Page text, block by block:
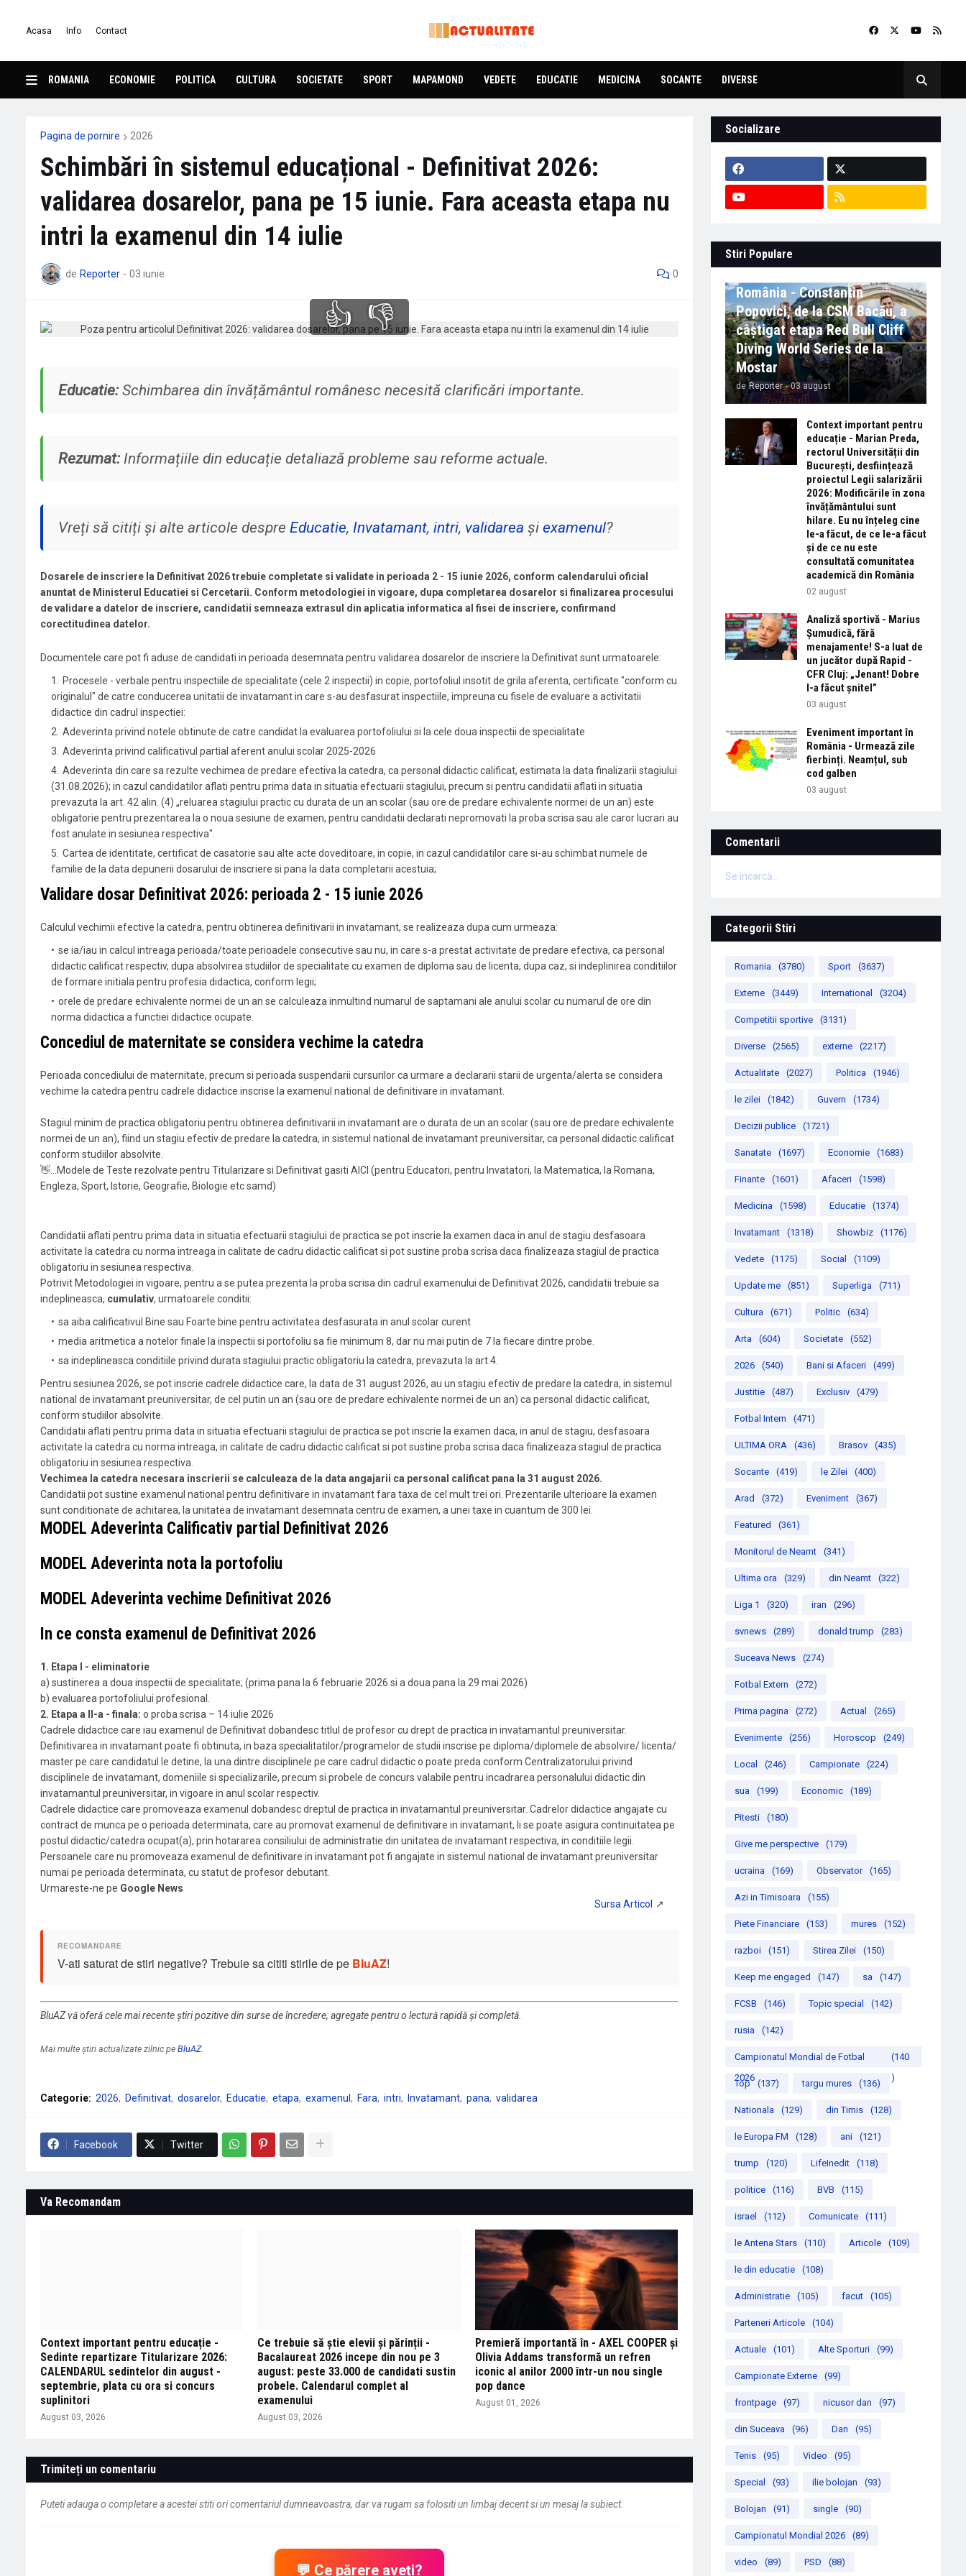
Acasa Info Contact
ROMANIA ECONOMIE POLITICA CULTURA SOCIETATE SPORT MAPAMOND VEDETE EDUCATIE MEDICINA SOCANTE DIVERSE
Pagina de pornire 2026
Schimbări în sistemul educațional - Definitivat 2026:
validarea dosarelor, pana pe 15 iunie. Fara aceasta etapa nu
intri la examenul din 14 iulie
de Reporter - 03 iunie 0
👍 👎
Educatie:Schimbarea din învățământul românesc necesită clarificări importante.
Rezumat:Informațiile din educație detaliază probleme sau reforme actuale.
Vreți să citiți și alte articole despre Educatie, Invatamant, intri, validarea și examenul?
Dosarele de inscriere la Definitivat 2026 trebuie completate si validate in perioada 2 - 15 iunie 2026, conform calendarului oficial
anuntat de Ministerul Educatiei si Cercetarii. Conform metodologiei in vigoare, dupa completarea dosarelor si finalizarea procesului
de validare a datelor de inscriere, candidatii semneaza extrasul din aplicatia informatica al fisei de inscriere, confirmand
corectitudinea datelor.
Documentele care pot fi aduse de candidati in perioada desemnata pentru validarea dosarelor de inscriere la Definitivat sunt urmatoarele:
Procesele - verbale pentru inspectiile de specialitate (cele 2 inspectii) in copie, portofoliul insotit de grila aferenta, certificate "conform cu
originalul" de catre conducerea unitatii de invatamant in care s-au desfasurat inspectiile, impreuna cu fisele de evaluare a activitatii
didactice din cadrul inspectiei:
Adeverinta privind notele obtinute de catre candidat la evaluarea portofoliului si la cele doua inspectii de specialitate
Adeverinta privind calificativul partial aferent anului scolar 2025-2026
Adeverinta din care sa rezulte vechimea de predare efectiva la catedra, ca personal didactic calificat, estimata la data finalizarii stagiului
(31.08.2026); in cazul candidatilor aflati pentru prima data in situatia efectuarii stagiului, precum si pentru candidatii aflati in situatia
prevazuta la art. 42 alin. (4) „reluarea stagiului practic cu durata de un an scolar (sau ore de predare echivalente normei de un an) este
obligatorie pentru prezentarea la o noua sesiune de examen, pentru candidatii declarati nepromovati la proba scrisa sau ale caror lucrari au
fost anulate in sesiunea respectiva".
Cartea de identitate, certificat de casatorie sau alte acte doveditoare, in copie, in cazul candidatilor care si-au schimbat numele de
familie de la data depunerii dosarului de inscriere si pana la data completarii acestuia;
Validare dosar Definitivat 2026: perioada 2 - 15 iunie 2026
Calculul vechimii efective la catedra, pentru obtinerea definitivarii in invatamant, se realizeaza dupa cum urmeaza:
se ia/iau in calcul intreaga perioada/toate perioadele consecutive sau nu, in care s-a prestat activitate de predare efectiva, ca personal
didactic calificat respectiv, dupa absolvirea studiilor de specialitate cu examen de diploma sau de licenta, dupa caz, si indeplinirea conditiilor
de formare initiala pentru profesia didactica, conform legii;
orele de predare echivalente normei de un an se calculeaza inmultind numarul de saptamani ale anului scolar cu numarul de ore din
norma didactica a functiei didactice ocupate.
Concediul de maternitate se considera vechime la catedra
Perioada concediului de maternitate, precum si perioada suspendarii cursurilor ca urmare a declararii starii de urgenta/alerta se considera
vechime la catedra pentru cadrele didactice inscrise la examenul national de definitivare in invatamant.
Stagiul minim de practica obligatoriu pentru obtinerea definitivarii in invatamant are o durata de un an scolar (sau ore de predare echivalente
normei de un an), fiind un stagiu efectiv de predare la catedra, in sistemul national de invatamant preuniversitar, ca personal didactic calificat
conform studiilor absolvite.
👋...Modele de Teste rezolvate pentru Titularizare si Definitivat gasiti AICI (pentru Educatori, pentru Invatatori, la Matematica, la Romana,
Engleza, Sport, Istorie, Geografie, Biologie etc samd)
Candidatii aflati pentru prima data in situatia efectuarii stagiului de practica se pot inscrie la examen daca in anul de stagiu desfasoara
activitate la catedra cu norma intreaga in calitate de cadru didactic calificat si pot sustine proba scrisa daca finalizeaza stagiul de practica
obligatoriu in sesiunea respectiva.
Potrivit Metodologiei in vigoare, pentru a se putea prezenta la proba scrisa din cadrul examenului de Definitivat 2026, candidatii trebuie sa
indeplineasca, cumulativ, urmatoarele conditii:
sa aiba calificativul Bine sau Foarte bine pentru activitatea desfasurata in anul scolar curent
media aritmetica a notelor finale la inspectii si portofoliu sa fie minimum 8, dar nu mai putin de 7 la fiecare dintre probe.
sa indeplineasca conditiile privind durata stagiului practic obligatoriu la catedra, prevazuta la art.4.
Pentru sesiunea 2026, se pot inscrie cadrele didactice care, la data de 31 august 2026, au un stagiu efectiv de predare la catedra, in sistemul
national de invatamant preuniversitar, de cel putin un an (sau ore de predare echivalente normei de un an) ca personal didactic calificat,
conform studiilor absolvite.
Candidatii aflati pentru prima data in situatia efectuarii stagiului de practica se pot inscrie la examen daca, in anul de stagiu, desfasoara
activitate la catedra cu norma intreaga, in calitate de cadru didactic calificat si pot sustine proba scrisa daca finalizeaza stagiul de practica
obligatoriu in sesiunea respectiva.
Vechimea la catedra necesara inscrierii se calculeaza de la data angajarii ca personal calificat pana la 31 august 2026.
Candidatii pot sustine examenul national pentru definitivare in invatamant fara taxa de cel mult trei ori. Prezentarile ulterioare la examen
sunt conditionate de achitarea, la unitatea de invatamant desemnata centru de examen, a unei taxe in cuantum de 300 lei.
MODEL Adeverinta Calificativ partial Definitivat 2026
MODEL Adeverinta nota la portofoliu
MODEL Adeverinta vechime Definitivat 2026
In ce consta examenul de Definitivat 2026
1. Etapa I - eliminatorie
a) sustinerea a doua inspectii de specialitate; (prima pana la 6 februarie 2026 si a doua pana la 29 mai 2026)
b) evaluarea portofoliului profesional.
2. Etapa a II-a - finala: o proba scrisa – 14 iulie 2026
Cadrele didactice care iau examenul de Definitivat dobandesc titlul de profesor cu drept de practica in invatamantul preuniversitar.
Definitivarea in invatamant poate fi obtinuta, in baza specialitatilor/programelor de studii inscrise pe diploma/diplomele de absolvire/ licenta/
master pe care candidatul le detine, la una dintre disciplinele pe care cadrul didactic o poate preda conform Centralizatorului privind
disciplinele de invatamant, domeniile si specializarile, precum si probele de concurs valabile pentru incadrarea personalului didactic din
invatamantul preuniversitar, in vigoare in anul scolar respectiv.
Cadrele didactice care promoveaza examenul dobandesc dreptul de practica in invatamantul preuniversitar. Cadrelor didactice angajate cu
contract de munca pe o perioada determinata, care au promovat examenul de definitivare in invatamant, li se poate asigura continuitatea pe
postul didactic/catedra ocupat(a), prin hotararea consiliului de administratie din unitatea de invatamant respectiva, in conditiile legii.
Persoanele care nu promoveaza examenul de definitivare in invatamant pot fi angajate in sistemul national de invatamant preuniversitar
numai pe perioada determinata, cu statut de profesor debutant.
Urmareste-ne pe Google News
V-ati saturat de stiri negative? Trebuie sa cititi stirile de pe BluAZ!
BluAZ vă oferă cele mai recente știri pozitive din surse de încredere, agregate pentru o lectură rapidă și completă.
Mai multe știri actualizate zilnic pe BluAZ.
Categorie: 2026 Definitivat dosarelor Educatie etapa examenul Fara intri Invatamant pana validarea
Facebook Twitter
Va Recomandam
Context important pentru educație -
Sedinte repartizare Titularizare 2026:
CALENDARUL sedintelor din august -
septembrie, plata cu ora si concurs
suplinitori
August 03, 2026
Ce trebuie să știe elevii și părinții -
Bacalaureat 2026 incepe din nou pe 3
august: peste 33.000 de candidati sustin
probele. Calendarul complet al
examenului
August 03, 2026
Premieră importantă în - AXEL COOPER și
Olivia Addams transformă un refren
iconic al anilor 2000 într-un nou single
pop dance
August 01, 2026
Trimiteți un comentariu
Puteti adauga o completare a acestei stiti ori comentariul dumneavoastra, dar va rugam sa folositi un limbaj decent si un mesaj la subiect.
💬 Ce părere aveți?
Socializare
Stiri Populare
România - Constantin
Popovici, de la CSM Bacău, a
câștigat etapa Red Bull Cliff
Diving World Series de la
Mostar
de Reporter - 03 august
Context important pentru
educație - Marian Preda,
rectorul Universității din
București, desființează
proiectul Legii salarizării
2026: Modificările în zona
învățământului sunt
hilare. Eu nu înțeleg cine
le-a făcut, de ce le-a făcut
și de ce nu este
consultată comunitatea
academică din România
02 august
Analiză sportivă - Marius
Șumudică, fără
menajamente! S-a luat de
un jucător după Rapid -
CFR Cluj: „Jenant! Dobre
l-a făcut șnitel”
03 august
Eveniment important în
România - Urmează zile
fierbinți. Neamțul, sub
cod galben
03 august
Comentarii
Se încarcă...
Categorii Stiri
Romania (3780) Sport (3637)
Externe (3449) International (3204)
Competitii sportive (3131)
Diverse (2565) externe (2217)
Actualitate (2027) Politica (1946)
le zilei (1842) Guvern (1734)
Decizii publice (1721)
Sanatate (1697) Economie (1683)
Finante (1601) Afaceri (1598)
Medicina (1598) Educatie (1374)
Invatamant (1318) Showbiz (1176)
Vedete (1175) Social (1109)
Update me (851) Superliga (711)
Cultura (671) Politic (634)
Arta (604) Societate (552)
2026 (540) Bani si Afaceri (499)
Justitie (487) Exclusiv (479)
Fotbal Intern (471)
ULTIMA ORA (436) Brasov (435)
Socante (419) le Zilei (400)
Arad (372) Eveniment (367)
Featured (361)
Monitorul de Neamt (341)
Ultima ora (329) din Neamt (322)
Liga 1 (320) iran (296)
svnews (289) donald trump (283)
Suceava News (274)
Fotbal Extern (272)
Prima pagina (272) Actual (265)
Evenimente (256) Horoscop (249)
Local (246) Campionate (224)
sua (199) Economic (189)
Pitesti (180)
Give me perspective (179)
ucraina (169) Observator (165)
Azi in Timisoara (155)
Piete Financiare (153) mures (152)
razboi (151) Stirea Zilei (150)
Keep me engaged (147) sa (147)
FCSB (146) Topic special (142)
rusia (142)
Campionatul Mondial de Fotbal
2026
(140
)
Top (137) targu mures (136)
Nationala (129) din Timis (128)
le Europa FM (128) ani (121)
trump (120) LifeInedit (118)
politice (116) BVB (115)
israel (112) Comunicate (111)
le Antena Stars (110) Articole (109)
le din educatie (108)
Administratie (105) facut (105)
Parteneri Articole (104)
Actuale (101) Alte Sporturi (99)
Campionate Externe (99)
frontpage (97) nicusor dan (97)
din Suceava (96) Dan (95)
Tenis (95) Video (95)
Special (93) ilie bolojan (93)
Bolojan (91) single (90)
Campionatul Mondial 2026 (89)
video (89) PSD (88)